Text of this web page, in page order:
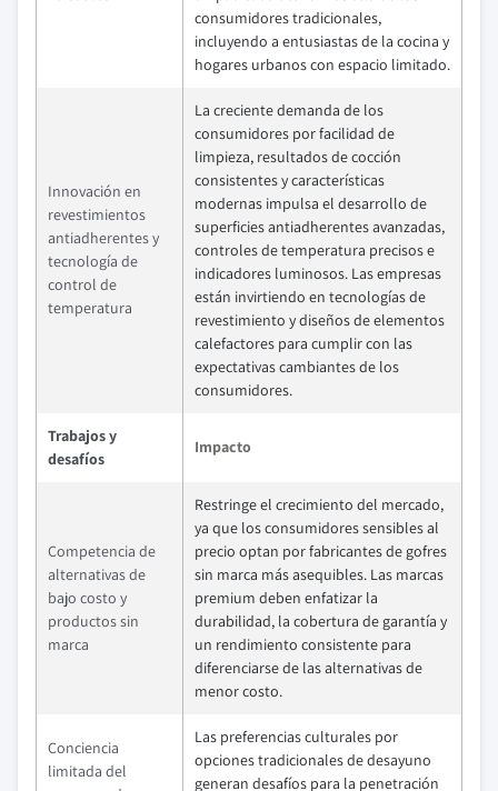
consumidores tradicionales,
incluyendo a entusiastas de la cocina y
hogares urbanos con espacio limitado.
Innovación en
revestimientos
antiadherentes y
tecnología de
control de
temperatura
La creciente demanda de los
consumidores por facilidad de
limpieza, resultados de cocción
consistentes y características
modernas impulsa el desarrollo de
superficies antiadherentes avanzadas,
controles de temperatura precisos e
indicadores luminosos. Las empresas
están invirtiendo en tecnologías de
revestimiento y diseños de elementos
calefactores para cumplir con las
expectativas cambiantes de los
consumidores.
Trabajos y
desafíos
Impacto
Competencia de
alternativas de
bajo costo y
productos sin
marca
Restringe el crecimiento del mercado,
ya que los consumidores sensibles al
precio optan por fabricantes de gofres
sin marca más asequibles. Las marcas
premium deben enfatizar la
durabilidad, la cobertura de garantía y
un rendimiento consistente para
diferenciarse de las alternativas de
menor costo.
Conciencia
limitada del
Las preferencias culturales por
opciones tradicionales de desayuno
generan desafíos para la penetración